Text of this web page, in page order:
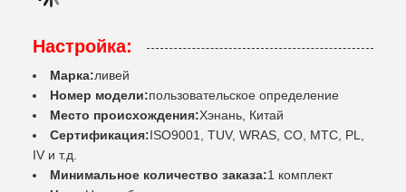
Настройка:
Марка:ливей
Номер модели:пользовательское определение
Место происхождения:Хэнань, Китай
Сертификация:ISO9001, TUV, WRAS, CO, MTC, PL,
IV и т.д.
Минимальное количество заказа:1 комплект